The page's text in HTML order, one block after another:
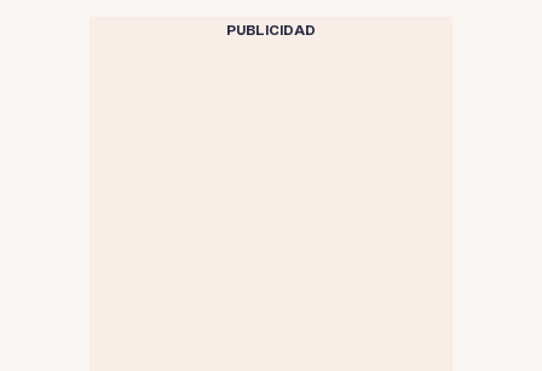
PUBLICIDAD